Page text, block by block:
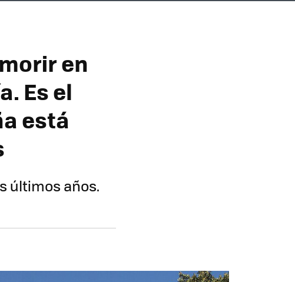
en
Es el
está
últimos años.